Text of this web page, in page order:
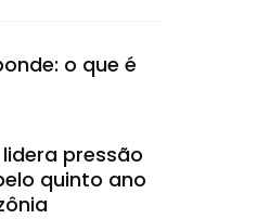
o que é
pressão
quinto ano